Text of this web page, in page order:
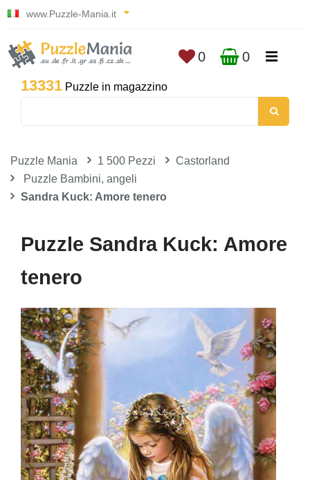
www.Puzzle-Mania.it
13331 Puzzle in magazzino
0 0
Puzzle Mania 1 500 Pezzi
Castorland
Puzzle Bambini, angeli
Sandra Kuck: Amore tenero
Puzzle Sandra Kuck: Amore
tenero